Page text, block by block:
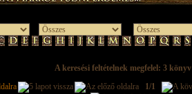
A keresési feltételnek megfelel: 3 könyv
1/1